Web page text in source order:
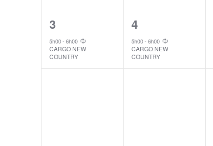
1
event,
3
5h00- 6h00
CARGO NEW
COUNTRY
1
event,
4
5h00- 6h00
CARGO NEW
COUNTRY